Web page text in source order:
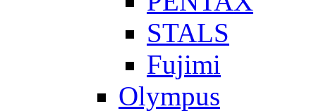
STALS
Fujimi
Olympus